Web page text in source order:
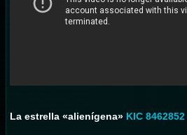
La estrella «alienígena» KIC 8462852